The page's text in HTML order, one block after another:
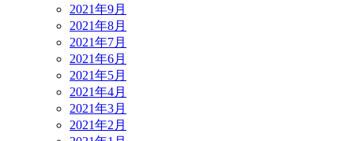
2021年9月
2021年8月
2021年7月
2021年6月
2021年5月
2021年4月
2021年3月
2021年2月